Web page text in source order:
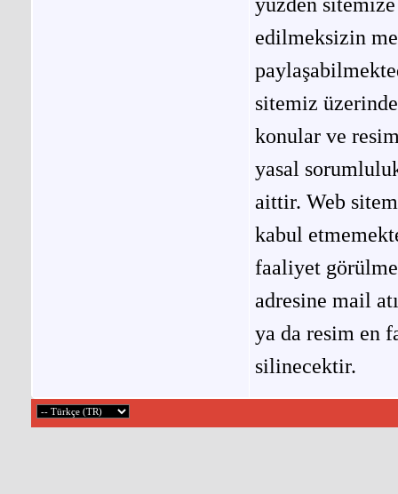
edilmeksizin
sitemiz
konular ve
yasal
aittir. Web
kabul
faaliyet
adresine mail
ya da resim en
silinecektir.